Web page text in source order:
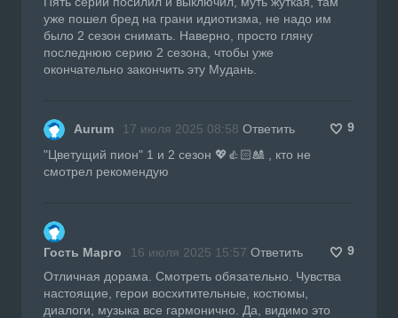
уже пошел бред на грани идиотизма, не надо им
было 2 сезон снимать. Наверно, просто гляну
последнюю серию 2 сезона, чтобы уже
окончательно закончить эту Мудань.
Aurum 17 июля 2025 08:58 Ответить
9
"Цветущий пион" 1 и 2 сезон 💖👍🏻🎎 , кто не
смотрел рекомендую
Гость Марго 16 июля 2025 15:57 Ответить
9
Отличная дорама. Смотреть обязательно. Чувства
настоящие, герои восхитительные, костюмы,
диалоги, музыка все гармонично. Да, видимо это